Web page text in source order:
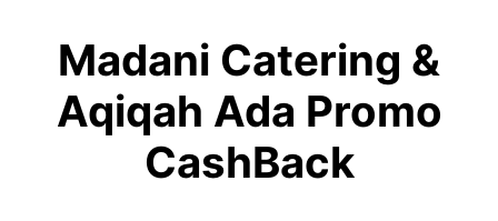
Madani Catering &
Aqiqah Ada Promo
CashBack